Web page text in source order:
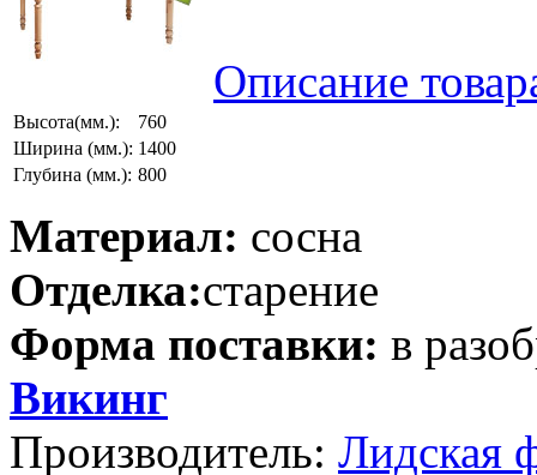
Описание
Высота(мм.):
760
Ширина (мм.): 1400
Глубина (мм.): 800
Материал: сосна
Отделка:старение
Форма поставки: в
Викинг
Производитель: Лидская